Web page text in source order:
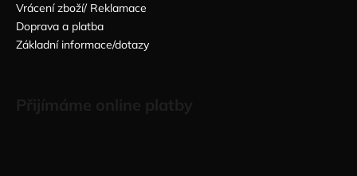
Vrácení zboží/ Reklamace
Doprava a platba
Základní informace/dotazy